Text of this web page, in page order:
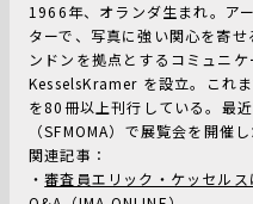
1966年、オランダ生まれ。ア
ターで、写真に強い関心を寄
ンドンを拠点とするコミュニケ
KesselsKramer を設立。これ
を80冊以上刊行している。最
（SFMOMA）で展覧会を開催し
関連記事：
・審査員エリック・ケッセル